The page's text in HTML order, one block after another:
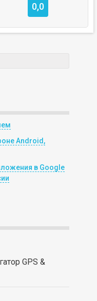
0,0
Android,
в Google
GPS &